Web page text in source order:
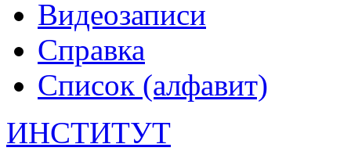
Видеозаписи
Справка
Список (алфавит)
ИНСТИТУТ